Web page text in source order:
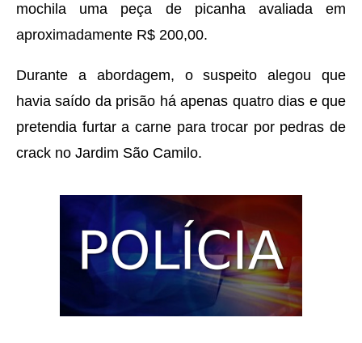
mochila uma peça de picanha avaliada em
aproximadamente R$ 200,00.
Durante a abordagem, o suspeito alegou que
havia saído da prisão há apenas quatro dias e que
pretendia furtar a carne para trocar por pedras de
crack no Jardim São Camilo.